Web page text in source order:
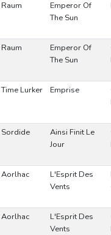
Raum
Emperor Of
The Sun
Raum
Emperor Of
The Sun
Time Lurker Emprise
Sordide
Ainsi Finit Le
Jour
Aorlhac
L'Esprit Des
Vents
Aorlhac
L'Esprit Des
Vents